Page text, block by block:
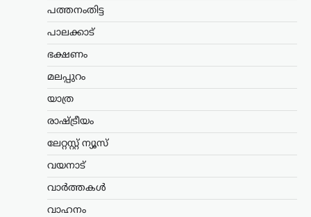
പത്തനംതിട്ട
പാലക്കാട്
ഭക്ഷണം
മലപ്പുറം
യാത്ര
രാഷ്ട്രീയം
ലേറ്റസ്റ്റ് ന്യൂസ്
വയനാട്
വാർത്തകൾ
വാഹനം
ഉത്തരകൊറിയയിൽ അനുഭവപ്പെടുന്ന
അതിശക്തമായ ചൂടിനിടെ
നൽകിയ ആരോഗ്യ നിർദേശം
ദോഷഫലങ്ങൾ കുറയ്ക്കാനുമായി
കോമൺവെൽത്ത്
ഉഗാണ്ടൻ
ബോക്സർമാരെ